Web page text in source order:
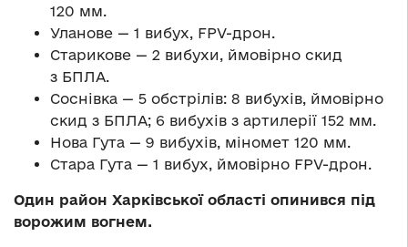
120 мм.
Уланове — 1 вибух, FPV-дрон.
Старикове — 2 вибухи, ймовірно скид
з БПЛА.
Соснівка — 5 обстрілів: 8 вибухів, ймовірно
скид з БПЛА; 6 вибухів з артилерії 152 мм.
Нова Гута — 9 вибухів, міномет 120 мм.
Стара Гута — 1 вибух, ймовірно FPV-дрон.
Один район Харківської області опинився під
ворожим вогнем.